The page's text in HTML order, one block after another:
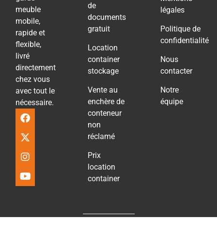
meuble
mobile,
rapide et
flexible,
livré
directement
chez vous
avec tout le
nécessaire.
de
documents
gratuit
Location
container
stockage
Vente au
enchère de
conteneur
non
réclamé
Prix
location
container
légales
Politique de
confidentialité
Nous
contacter
Notre
équipe